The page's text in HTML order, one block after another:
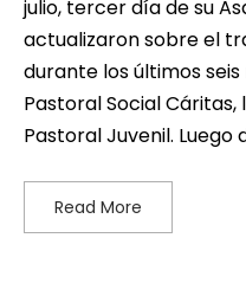
julio, tercer día de su
actualizaron sobre el
durante los últimos
Pastoral Social
Pastoral Juvenil. Luego
Read More